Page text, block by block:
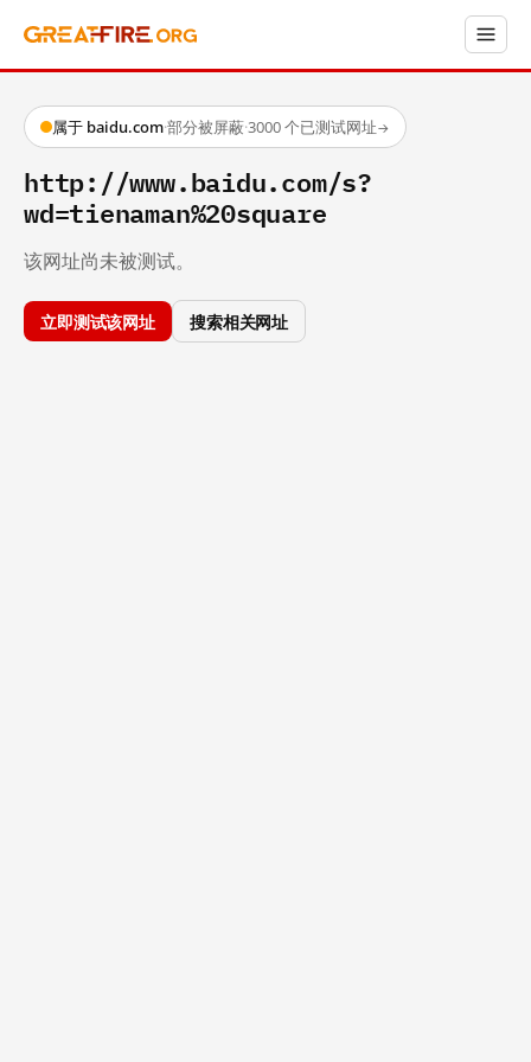
属于 baidu.com·部分被屏蔽·3000 个已测试网址→
http://www.baidu.com/s?
wd=tienaman%20square
该网址尚未被测试。
立即测试该网址 搜索相关网址